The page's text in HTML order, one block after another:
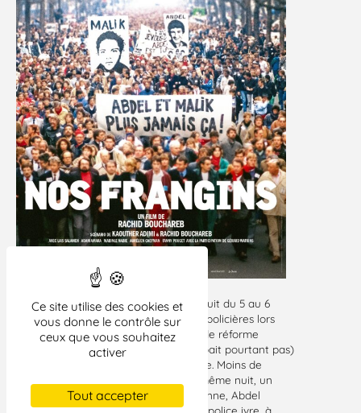
Ce site utilise des cookies et
vous donne le contrôle sur
ceux que vous souhaitez
activer
Tout accepter
La mort de Malik Oussekine, dans la nuit du 5 au 6
décembre 1986, suite à des violences policières lors
d’une manifestation contre le projet de réforme
Devaquet (à laquelle Malik ne participait pourtant pas)
fait partie de notre mémoire collective. Moins de
personnes savent qu’au cours de la même nuit, un
autre jeune Français d’origine algérienne, Abdel
Benyahia, était tué par un officier de police ivre, à